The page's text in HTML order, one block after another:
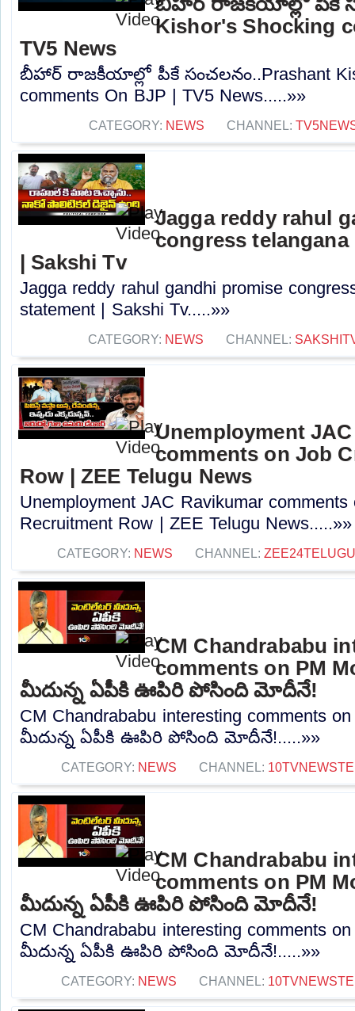
Kishor's Shocking
TV5 News
బీహార్ రాజకీయాల్లో పీకే సంచలనం..Prashant
comments On BJP | TV5 News.....»»
CATEGORY: NEWS CHANNEL:
Jagga reddy rahul
congress
| Sakshi Tv
Jagga reddy rahul gandhi promise
statement | Sakshi Tv.....»»
CATEGORY: NEWS CHANNEL:
Unemployment
comments on Job
Row | ZEE Telugu News
Unemployment JAC Ravikumar
Recruitment Row | ZEE Telugu News.....»»
CATEGORY: NEWS CHANNEL:
CM Chandrababu
comments on PM
మీదున్న ఏపీకి ఊపిరి పోసింది మోదీనే!
CM Chandrababu interesting comments
మీదున్న ఏపీకి ఊపిరి పోసింది మోదీనే!.....»»
CATEGORY: NEWS CHANNEL:
CM Chandrababu
comments on PM
మీదున్న ఏపీకి ఊపిరి పోసింది మోదీనే!
CM Chandrababu interesting comments
మీదున్న ఏపీకి ఊపిరి పోసింది మోదీనే!.....»»
CATEGORY: NEWS CHANNEL: